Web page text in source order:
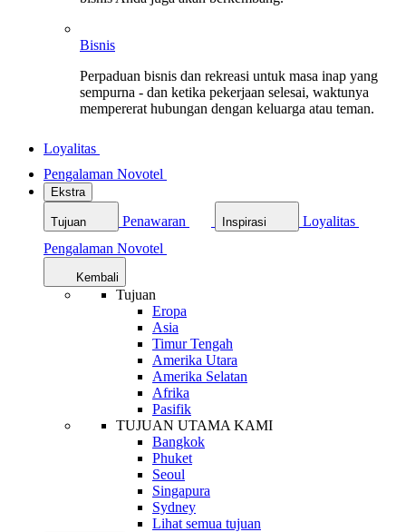
Bisnis
Perpaduan bisnis dan rekreasi untuk masa inap yang
sempurna - dan ketika pekerjaan selesai, waktunya
mempererat hubungan dengan keluarga atau teman.
Loyalitas
Pengalaman Novotel
Ekstra
Tujuan Penawaran Inspirasi
Loyalitas
Pengalaman Novotel
Kembali
Tujuan
Eropa
Asia
Timur Tengah
Amerika Utara
Amerika Selatan
Afrika
Pasifik
TUJUAN UTAMA KAMI
Bangkok
Phuket
Seoul
Singapura
Sydney
Lihat semua tujuan